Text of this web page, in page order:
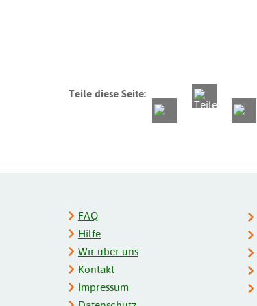
Teile diese Seite:
FAQ
Hilfe
Wir über uns
Kontakt
Impressum